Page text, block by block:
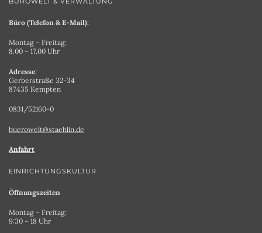
Büro (Telefon & E-Mail):
Montag – Freitag:
8.00 – 17.00 Uhr
Adresse:
Gerberstraße 32-34
87435 Kempten
0831/52160-0
buerowelt@staehlin.de
Anfahrt
EINRICHTUNGSKULTUR
Öffnungszeiten
Montag – Freitag:
9:30 – 18 Uhr